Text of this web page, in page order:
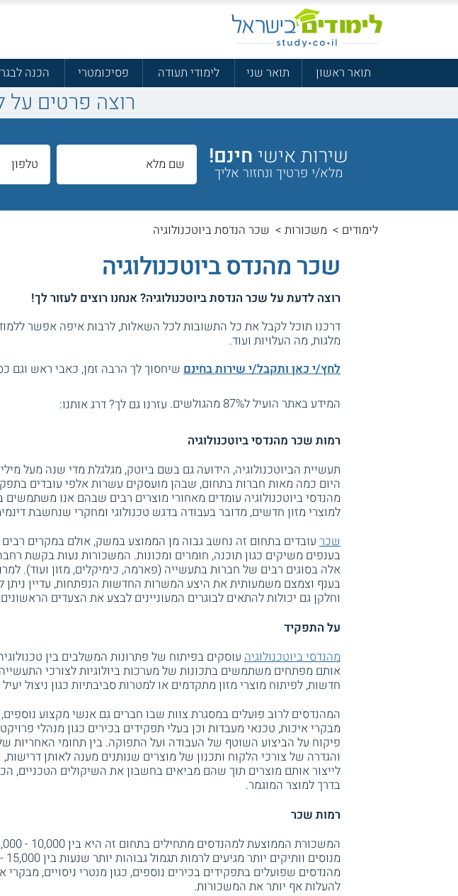
תואר ראשון תואר שני לימודי תעודה פסיכומטרי הכנה
רוצה פרטים על
שירות אישיחינם!
מלא/י פרטיך ונחזור אליך
לימודים > משכורות > שכר הנדסת ביוטכנולוגיה
שכר מהנדס ביוטכנולוגיה
רוצה לדעת על שכר הנדסת ביוטכנולוגיה? אנחנו רוצים לעזור לך!
דרכנו תוכל לקבל את כל התשובות לכל השאלות, לרבות איפה אפשר
מלגות, מה העלויות ועוד.
לחץ/י כאן ותקבל/י שירות בחינם שיחסוך לך הרבה זמן, כאבי ראש וגם
המידע באתר הועיל ל87% מהגולשים.
עזרנו גם לך? דרג אותנו:
רמות שכר מהנדסי ביוטכנולוגיה
תעשיית הביוטכנולוגיה, הידועה גם בשם ביוטק, מגלגלת מדי שנה מעל
היום כמה מאות חברות בתחום, שבהן מועסקים עשרות אלפי עובדים
מהנדסי ביוטכנולוגיה עומדים מאחורי מוצרים רבים שבהם אנו משתמשים
למוצרי מזון חדשים, מדובר בעבודה בדגש טכנולוגי ומחקרי שנחשבת
שכר עובדים בתחום זה נחשב גבוה מן הממוצע במשק, אולם במקרים
בענפים משיקים כגון תוכנה, חומרים ומכונות. המשכורות נעות בקשת
אלה בסוגים רבים של חברות בתעשייה (פארמה, כימיקלים, מזון ועוד).
בענף וצמצם משמעותית את היצע המשרות החדשות הנפתחות, עדיין
וחלקן גם יכולות להתאים לבוגרים המעוניינים לבצע את הצעדים
על התפקיד
מהנדסי ביוטכנולוגיה עוסקים בפיתוח של פתרונות המשלבים בין
אותם מפתחים משתמשים בתכונות של מערכות ביולוגיות לצורכי התעשייה
חדשות, לפיתוח מוצרי מזון מתקדמים או למטרות סביבתיות כגון ניצול
המהנדסים לרוב פועלים במסגרת צוות שבו חברים גם אנשי מקצוע נוספים,
מבקרי איכות, טכנאי מעבדות וכן בעלי תפקידים בכירים כגון מנהלי
פיקוח על הביצוע השוטף של העבודה ועל התפוקה. בין תחומי האחריות
והגדרה של צורכי הלקוח ותכנון של מוצרים שנותנים מענה לאותן
לייצור אותם מוצרים תוך שהם מביאים בחשבון את השיקולים הטכניים,
בדרך למוצר המוגמר.
רמות שכר
מהנדסים שפועלים בתפקידים בכירים נוספים, כגון מנטרי ניסויים, מבקרי
להעלות אף יותר את המשכורות.